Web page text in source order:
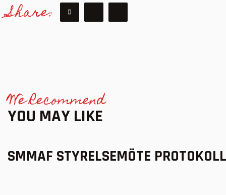
Share:
We Recommend
YOU MAY LIKE
SMMAF STYRELSEMÖTE